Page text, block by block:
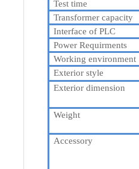
Test time
Transformer capacity
Interface of PLC
Power Requirments
Working environment
Exterior style
Exterior dimension
Weight
Accessory